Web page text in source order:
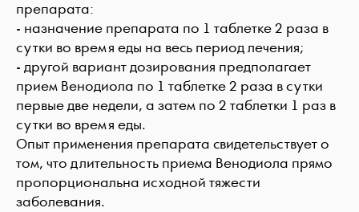
препарата:
- назначение препарата по 1 таблетке 2 раза в
сутки во время еды на весь период лечения;
- другой вариант дозирования предполагает
прием Венодиола по 1 таблетке 2 раза в сутки
первые две недели, а затем по 2 таблетки 1 раз в
сутки во время еды.
Опыт применения препарата свидетельствует о
том, что длительность приема Венодиола прямо
пропорциональна исходной тяжести
заболевания.